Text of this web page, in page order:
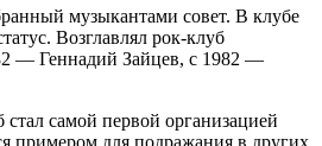
музыкантами совет. В клубе
Возглавлял рок-клуб
— Геннадий Зайцев, с 1982 —
самой первой организацией
примером для подражания в других